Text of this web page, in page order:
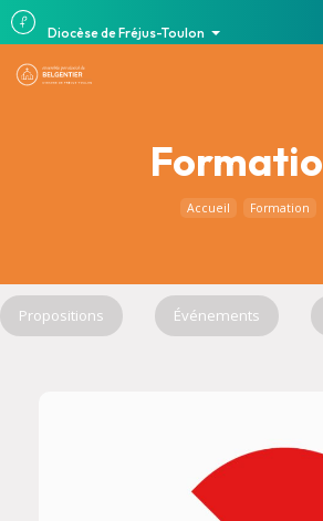
Diocèse de Fréjus-Toulon
Accueil Formation
Propositions Événements